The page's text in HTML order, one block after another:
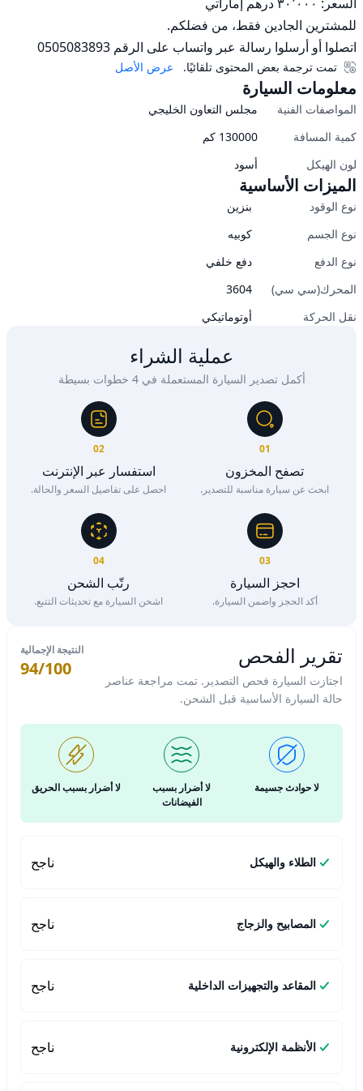
اتصلوا أو أرسلوا رسالة عبر واتساب على الرقم 0505083893
عرض الأصل تمت ترجمة بعض المحتوى تلقائيًا.
معلومات السيارة
المواصفات الفنية
مجلس التعاون الخليجي
كمية المسافة
130000 كم
لون الهيكل
أسود
الميزات الأساسية
نوع الوقود
بنزين
نوع الجسم
كوبيه
نوع الدفع
دفع خلفي
المحرك(سي سي)
3604
نقل الحركة
أوتوماتيكي
عملية الشراء
أكمل تصدير السيارة المستعملة في 4 خطوات بسيطة
01
تصفح المخزون
ابحث عن سيارة مناسبة للتصدير.
02
استفسار عبر الإنترنت
احصل على تفاصيل السعر والحالة.
03
احجز السيارة
أكد الحجز واضمن السيارة.
04
رتّب الشحن
اشحن السيارة مع تحديثات التتبع.
تقرير الفحص
اجتازت السيارة فحص التصدير. تمت مراجعة عناصر
حالة السيارة الأساسية قبل الشحن.
النتيجة الإجمالية
94/100
لا حوادث جسيمة
لا أضرار بسبب
الفيضانات
لا أضرار بسبب الحريق
الطلاء والهيكل ناجح
المصابيح والزجاج ناجح
المقاعد والتجهيزات الداخلية ناجح
الأنظمة الإلكترونية ناجح